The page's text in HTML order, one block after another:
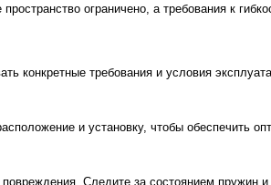
ограничено, а требования к
конкретные требования и условия
и установку, чтобы обеспечить
Следите за состоянием пружин